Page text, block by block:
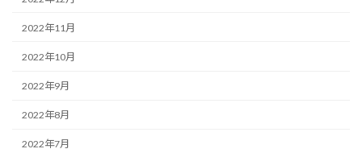
2022年11月
2022年10月
2022年9月
2022年8月
2022年7月